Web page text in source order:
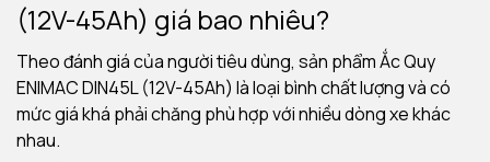
(12V-45Ah) giá bao nhiêu?
Theo đánh giá của người tiêu dùng, sản phẩm Ắc Quy
ENIMAC DIN45L (12V-45Ah) là loại bình chất lượng và có
mức giá khá phải chăng phù hợp với nhiều dòng xe khác
nhau.